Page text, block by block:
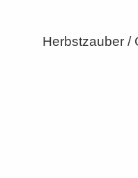
Herbstzauber /